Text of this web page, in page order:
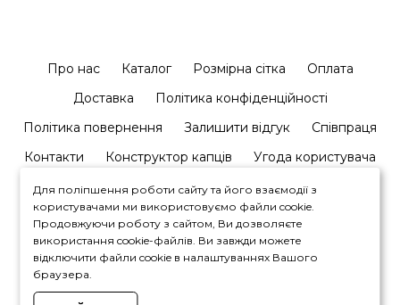
Про нас Каталог Розмірна сітка
Оплата
Доставка
Політика конфіденційності
Політика повернення
Залишити відгук
Співпраця
Контакти
Конструктор капців Угода користувача
+380964446450
Для поліпшення роботи сайту та його взаємодії з
користувачами ми використовуємо файли cookie.
Продовжуючи роботу з сайтом, Ви дозволяєте
використання cookie-файлів. Ви завжди можете
відключити файли cookie в налаштуваннях Вашого
браузера.